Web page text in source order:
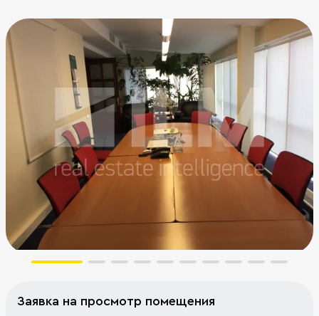
Заявка на просмотр помещения